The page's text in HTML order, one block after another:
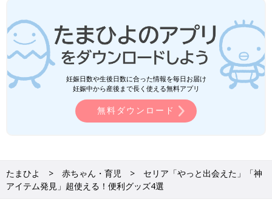
妊娠日数や生後日数に合った情報を毎日お届け
妊娠中から産後まで長く使える無料アプリ
無料ダウンロード
たまひよ 赤ちゃん・育児
セリア「やっと出会えた」「神
アイテム発見」超使える！便利グッズ4選